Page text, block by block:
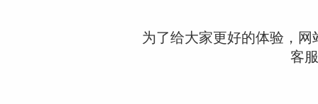
为了给大家更好的体验，
客